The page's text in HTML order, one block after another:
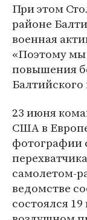
При этом
районе
военная
«Поэтому
повышения
23 июня
США в
фотографии
самолетом-
ведомстве
состоялся